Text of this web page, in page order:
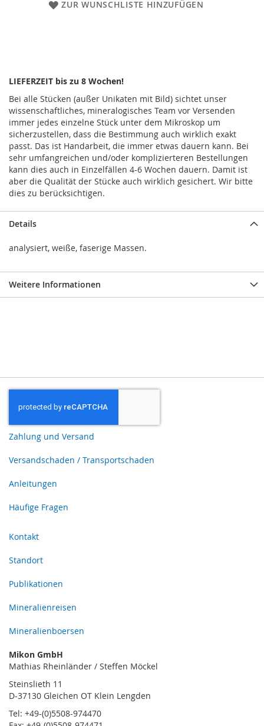
ZUR WUNSCHLISTE HINZUFÜGEN
LIEFERZEIT bis zu 8 Wochen!
Bei alle Stücken (außer Unikaten mit Bild) sichtet unser
wissenschaftliches, mineralogisches Team vor Versenden
immer jedes einzelne Stück unter dem Mikroskop um
sicherzustellen, dass die Bestimmung auch wirklich exakt
passt. Das ist Handarbeit, die immer etwas dauern kann. Bei
sehr umfangreichen und/oder komplizierteren Bestellungen
kann dies auch in Einzelfällen 4-6 Wochen dauern. Damit ist
aber die Qualität der Stücke auch wirklich gesichert. Wir bitte
dies zu berücksichtigen.
Details
analysiert, weiße, faserige Massen.
Weitere Informationen
Zahlung und Versand
Versandschaden / Transportschaden
Anleitungen
Häufige Fragen
Kontakt
Standort
Publikationen
Mineralienreisen
Mineralienboersen
Mikon GmbH
Mathias Rheinländer / Steffen Möckel
Steinslieth 11
D-37130 Gleichen OT Klein Lengden
Tel: +49-(0)5508-974470